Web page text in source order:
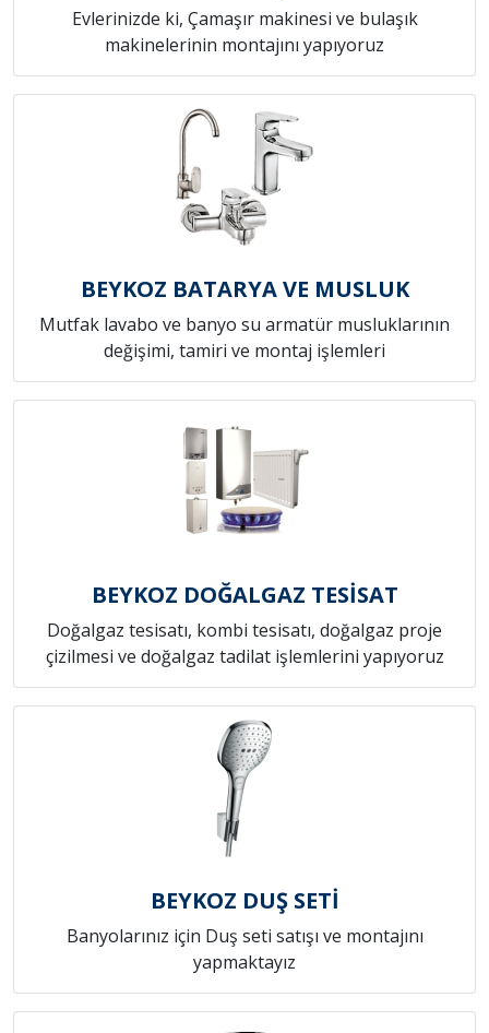
Evlerinizde ki, Çamaşır makinesi ve bulaşık
makinelerinin montajını yapıyoruz
BEYKOZ BATARYA VE MUSLUK
Mutfak lavabo ve banyo su armatür musluklarının
değişimi, tamiri ve montaj işlemleri
BEYKOZ DOĞALGAZ TESİSAT
Doğalgaz tesisatı, kombi tesisatı, doğalgaz proje
çizilmesi ve doğalgaz tadilat işlemlerini yapıyoruz
BEYKOZ DUŞ SETİ
Banyolarınız için Duş seti satışı ve montajını
yapmaktayız